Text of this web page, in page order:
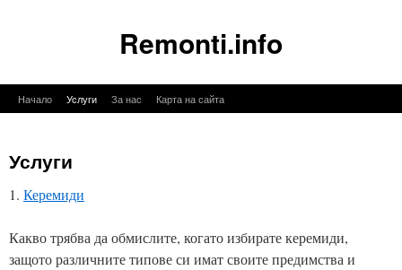
Remonti.info
КъмНачало Услуги За нас Карта на сайта
Услуги
1. Керемиди
Какво трябва да обмислите, когато избирате керемиди,
защото различните типове си имат своите предимства и